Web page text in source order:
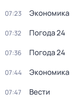
07:23 Экономика
07:32 Погода 24
07:36 Погода 24
07:44 Экономика
07:47 Вести